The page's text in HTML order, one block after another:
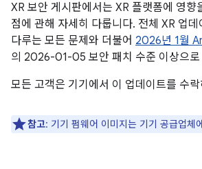
XR 보안 게시판에서는 XR 플랫폼에 영향
점에 관해 자세히 다룹니다. 전체 XR 업
다루는 모든 문제와 더불어 2026년 1월
의 2026-01-05 보안 패치 수준 이상으로
모든 고객은 기기에서 이 업데이트를 수
참고: 기기 펌웨어 이미지는 기기 공급업체